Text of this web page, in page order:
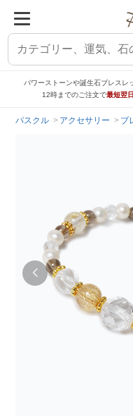
パワーストーンや誕生石ブレスレ
12時までのご注文で最短翌
パスクル アクセサリー ブ